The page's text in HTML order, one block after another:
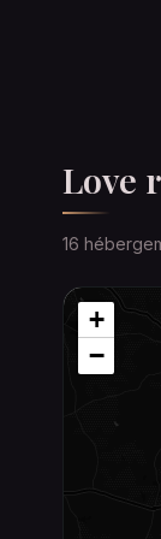
Love
16
+
−